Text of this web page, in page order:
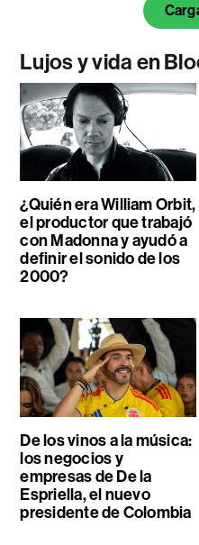
Lujos y vida en
¿Quién era William Orbit,
el productor que trabajó
con Madonna y ayudó a
definir el sonido de los
2000?
De los vinos a la música:
los negocios y
empresas de De la
Espriella, el nuevo
presidente de Colombia